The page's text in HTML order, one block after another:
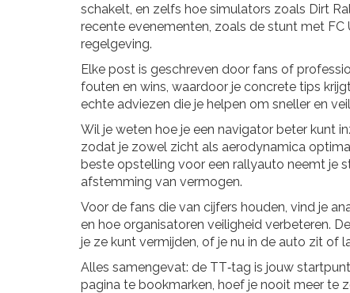
schakelt, en zelfs hoe simulators zoals Dirt
recente evenementen, zoals de stunt met FC
regelgeving.
Elke post is geschreven door fans of
fouten en wins, waardoor je concrete tips
echte adviezen die je helpen om sneller en
Wil je weten hoe je een navigator beter kunt
zodat je zowel zicht als aerodynamica
beste opstelling voor een rallyauto neemt je
afstemming van vermogen.
Voor de fans die van cijfers houden, vind je
en hoe organisatoren veiligheid verbeteren.
je ze kunt vermijden, of je nu in de auto zit of
Alles samengevat: de TT‑tag is jouw
pagina te bookmarken, hoef je nooit meer te